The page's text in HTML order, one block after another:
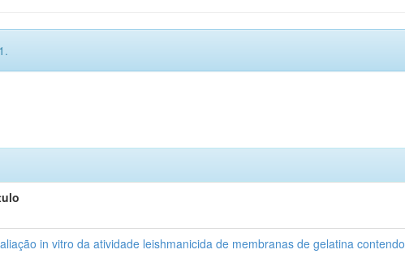
in vitro da atividade leishmanicida de membranas de gelatina contendo